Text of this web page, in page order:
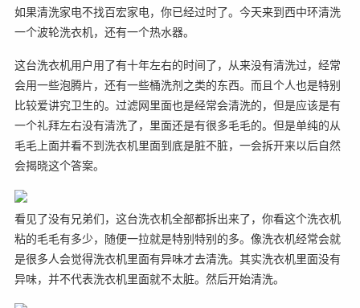
如果清洗家电不找百宏家电，你已经过时了。今天来到西中环清洗
一个波轮洗衣机，还有一个热水器。
这台洗衣机用户用了有十年左右的时间了，从来没有清洗过，经常
会用一些泡腾片，还有一些桶洗剂之类的东西。而且个人也是特别
比较爱讲究卫生的。过滤网里面也是经常会清洗的，但是应该是有
一个礼拜左右没有清洗了，里面还是有很多毛毛的。但是单纯的从
毛毛上面并看不到洗衣机里面到底是脏不脏，一会拆开来以后自然
会揭晓这个答案。
看见了没有兄弟们，这台洗衣机全部都拆出来了，你看这个洗衣机
粘的毛毛有多少，随便一拉就是特别特别的多。像洗衣机经常会就
是很多人会觉得洗衣机里面有异味才去清洗。其实洗衣机里面没有
异味，并不代表洗衣机里面就不太脏。然后开始清洗。